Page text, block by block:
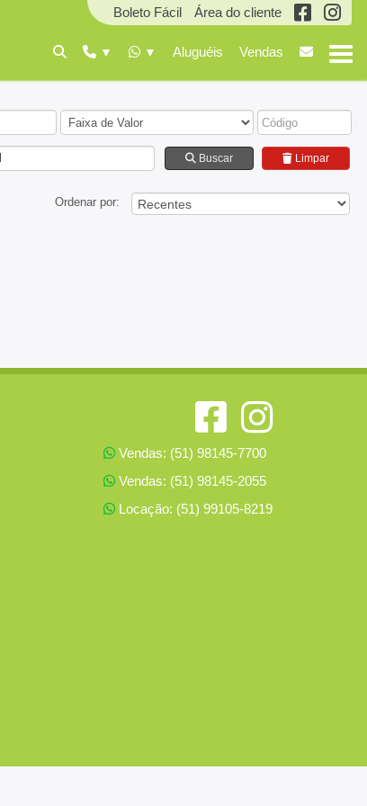
Boleto Fácil Área do cliente
Aluguéis Vendas
Buscar Limpar
Ordenar por:
Vendas: (51) 98145-7700
Vendas: (51) 98145-2055
Locação: (51) 99105-8219